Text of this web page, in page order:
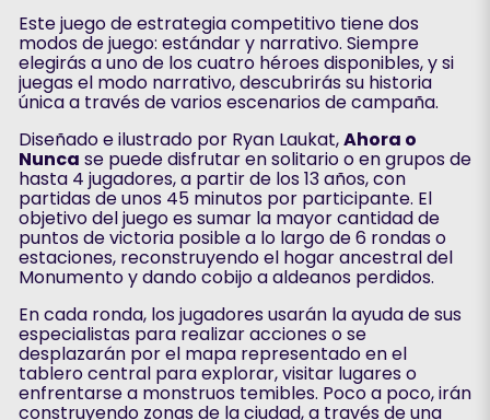
Este juego de estrategia competitivo tiene dos
modos de juego: estándar y narrativo. Siempre
elegirás a uno de los cuatro héroes disponibles, y si
juegas el modo narrativo, descubrirás su historia
única a través de varios escenarios de campaña.
Diseñado e ilustrado por Ryan Laukat,Ahora o
Nunca se puede disfrutar en solitario o en grupos de
hasta 4 jugadores, a partir de los 13 años, con
partidas de unos 45 minutos por participante. El
objetivo del juego es sumar la mayor cantidad de
puntos de victoria posible a lo largo de 6 rondas o
estaciones, reconstruyendo el hogar ancestral del
Monumento y dando cobijo a aldeanos perdidos.
En cada ronda, los jugadores usarán la ayuda de sus
especialistas para realizar acciones o se
desplazarán por el mapa representado en el
tablero central para explorar, visitar lugares o
enfrentarse a monstruos temibles. Poco a poco, irán
construyendo zonas de la ciudad, a través de una